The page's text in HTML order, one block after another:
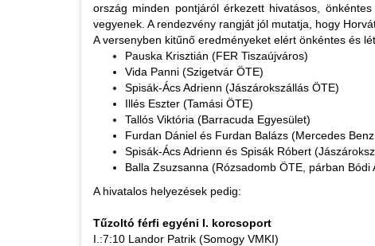
ország minden pontjáról érkezett hivatásos,
vegyenek. A rendezvény rangját jól mutatja, hogy
A versenyben kitűnő eredményeket elért önkéntes és
Pauska Krisztián (FER Tiszaújváros)
Vida Panni (Szigetvár ÖTE)
Spisák-Ács Adrienn (Jászárokszállás ÖTE)
Illés Eszter (Tamási ÖTE)
Tallós Viktória (Barracuda Egyesület)
Furdan Dániel és Furdan Balázs (Mercedes
Spisák-Ács Adrienn és Spisák Róbert
Balla Zsuzsanna (Rózsadomb ÖTE, párban Bódi
A hivatalos helyezések pedig:
Tűzoltó férfi egyéni I. korcsoport
I.:7:10 Landor Patrik (Somogy VMKI)